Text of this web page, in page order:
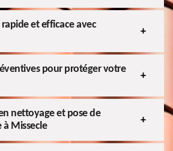
et efficace avec
pour protéger votre
nettoyage et pose de
Missecle